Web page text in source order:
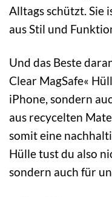
Alltags schützt. Sie
aus Stil und
Und das Beste
Clear MagSafe«
iPhone, sondern
aus recycelten
somit eine
Hülle tust du also
sondern auch für